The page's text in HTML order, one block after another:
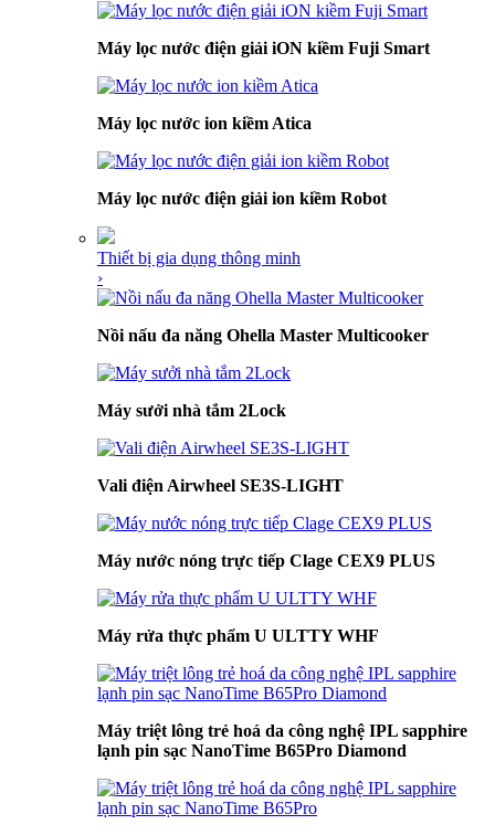
Máy lọc nước điện giải iON kiềm Fuji Smart
Máy lọc nước ion kiềm Atica
Máy lọc nước điện giải ion kiềm Robot
Thiết bị gia dụng thông minh
›
Nồi nấu đa năng Ohella Master Multicooker
Máy sưởi nhà tắm 2Lock
Vali điện Airwheel SE3S-LIGHT
Máy nước nóng trực tiếp Clage CEX9 PLUS
Máy rửa thực phẩm U ULTTY WHF
Máy triệt lông trẻ hoá da công nghệ IPL sapphire
lạnh pin sạc NanoTime B65Pro Diamond